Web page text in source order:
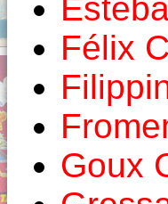
Félix
Goux